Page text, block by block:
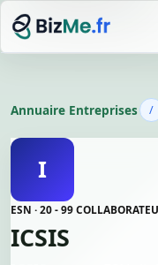
Annuaire Entreprises /
I
ESN · 20 - 99
ICSIS